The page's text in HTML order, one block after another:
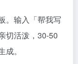
。输入「帮我写
切活泼，30-50
。